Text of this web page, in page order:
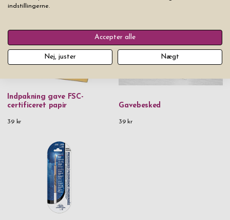
Indpakning gave FSC-
certificeret papir
39 kr
Gavebesked
39 kr
indstillingerne.
Accepter alle
Nej, juster Nægt